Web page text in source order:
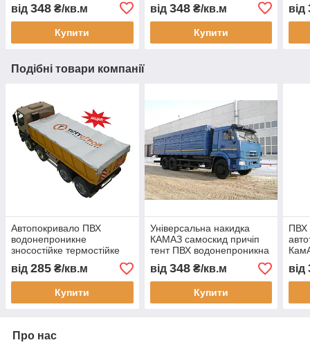
самоскид купити доставка
Україна замовлення за
від 348 ₴/кв.м
Купити
індивідуальні розміри
гарантія довговічність
доставка по Україні
від 348₴/кв.м
Купити
від
Подібні товари компанії
Автопокривало ПВХ
водонепроникне
зносостійке термостійке
тент для захисту вантажу
на автомобіль
виготовлення під
замовлення
від 285 ₴/кв.м
Купити
Універсальна накидка
КАМАЗ самоскид причіп
тент ПВХ водонепроникна
індивідуальні розміри
гарантія доставка
від 348₴/кв.м
Купити
ПВХ
від
Про нас